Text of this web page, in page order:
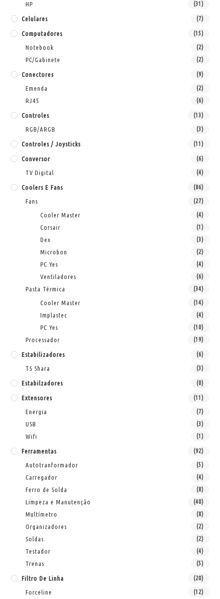
HP (31)
Celulares (7)
Computadores (15)
Notebook (2)
PC/Gabinete (2)
Conectores (9)
Emenda (2)
RJ45 (6)
Controles (13)
RGB/ARGB (3)
Controles / Joysticks (11)
Conversor (6)
TV Digital (4)
Coolers E Fans (86)
Fans (27)
Cooler Master (4)
Corsair (1)
Dex (3)
Microbon (2)
PC Yes (4)
Ventiladores (6)
Pasta Térmica (34)
Cooler Master (14)
Implastec (4)
PC Yes (10)
Processador (19)
Estabilizadores (6)
TS Shara (3)
Estabilzadores (0)
Extensores (11)
Energia (7)
USB (3)
Wifi (1)
Ferramentas (92)
Autotranformador (5)
Carregador (4)
Ferro de Solda (8)
Limpeza e Manutenção (40)
Multímetro (8)
Organizadores (2)
Soldas (2)
Testador (4)
Trenas (5)
Filtro De Linha (20)
Forceline (12)